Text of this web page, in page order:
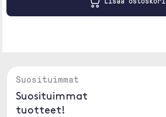
Suosituimmat
Suosituimmat
tuotteet!